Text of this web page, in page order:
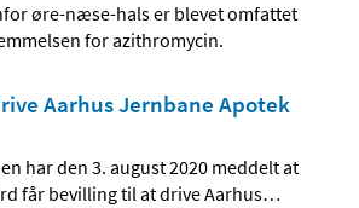
øre-næse-hals er blevet omfattet
for azithromycin.
Aarhus Jernbane Apotek
har den 3. august 2020 meddelt at
får bevilling til at drive Aarhus…